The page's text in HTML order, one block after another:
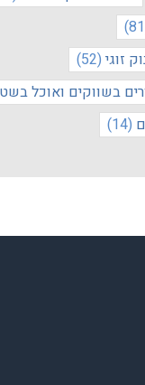
זוגי (52)
בשווקים ואוכל
(14)